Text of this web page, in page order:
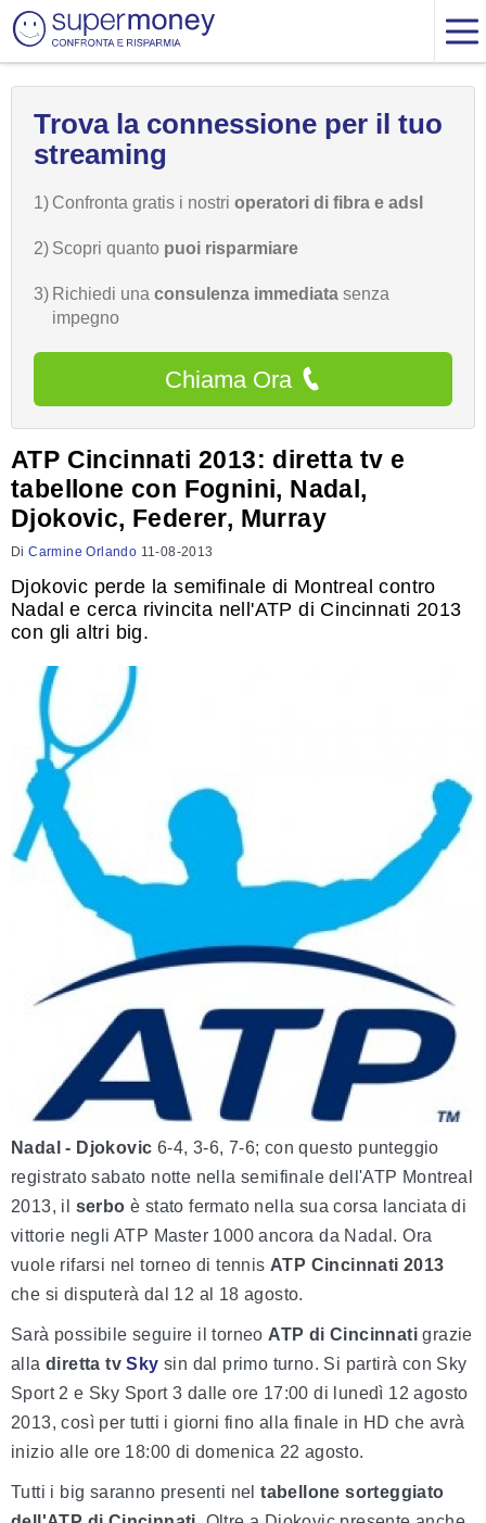
Trova la connessione per il tuo
streaming
1) Confronta gratis i nostri operatori di fibra e adsl
2) Scopri quanto puoi risparmiare
3) Richiedi una consulenza immediata senza
impegno
Chiama Ora
ATP Cincinnati 2013: diretta tv e
tabellone con Fognini, Nadal,
Djokovic, Federer, Murray
DiCarmine Orlando 11-08-2013
Djokovic perde la semifinale di Montreal contro
Nadal e cerca rivincita nell'ATP di Cincinnati 2013
con gli altri big.
Nadal - Djokovic 6-4, 3-6, 7-6; con questo punteggio
registrato sabato notte nella semifinale dell'ATP Montreal
2013, il serbo è stato fermato nella sua corsa lanciata di
vittorie negli ATP Master 1000 ancora da Nadal. Ora
vuole rifarsi nel torneo di tennis ATP Cincinnati 2013
che si disputerà dal 12 al 18 agosto.
Sarà possibile seguire il torneo ATP di Cincinnati grazie
alla diretta tvSky sin dal primo turno. Si partirà con Sky
Sport 2 e Sky Sport 3 dalle ore 17:00 di lunedì 12 agosto
2013, così per tutti i giorni fino alla finale in HD che avrà
inizio alle ore 18:00 di domenica 22 agosto.
Tutti i big saranno presenti neltabellone sorteggiato